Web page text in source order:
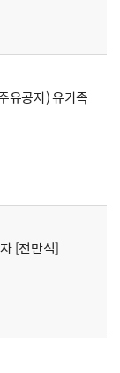
유공자) 유가족
[전만석]